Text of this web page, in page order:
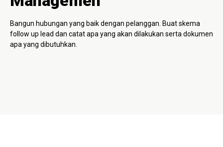
Bangun hubungan yang baik dengan pelanggan. Buat skema
follow up lead dan catat apa yang akan dilakukan serta dokumen
apa yang dibutuhkan.